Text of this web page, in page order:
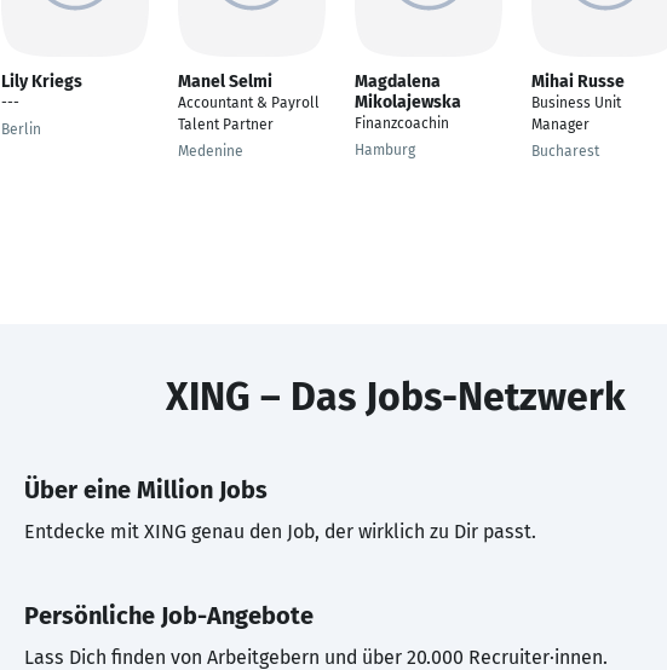
Lily Kriegs
---
Berlin
Manel Selmi
Accountant & Payroll
Talent Partner
Medenine
Magdalena
Mikolajewska
Finanzcoachin
Hamburg
Mihai Russe
Business Unit
Manager
Bucharest
XING – Das Jobs-Netzwerk
Über eine Million Jobs
Entdecke mit XING genau den Job, der wirklich zu Dir passt.
Persönliche Job-Angebote
Lass Dich finden von Arbeitgebern und über 20.000 Recruiter·innen.